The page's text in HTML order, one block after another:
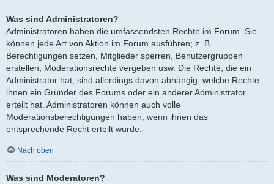
Was sind Administratoren?
Administratoren haben die umfassendsten Rechte im Forum. Sie
können jede Art von Aktion im Forum ausführen; z. B.
Berechtigungen setzen, Mitglieder sperren, Benutzergruppen
erstellen, Moderationsrechte vergeben usw. Die Rechte, die ein
Administrator hat, sind allerdings davon abhängig, welche Rechte
ihnen ein Gründer des Forums oder ein anderer Administrator
erteilt hat. Administratoren können auch volle
Moderationsberechtigungen haben, wenn ihnen das
entsprechende Recht erteilt wurde.
Nach oben
Was sind Moderatoren?